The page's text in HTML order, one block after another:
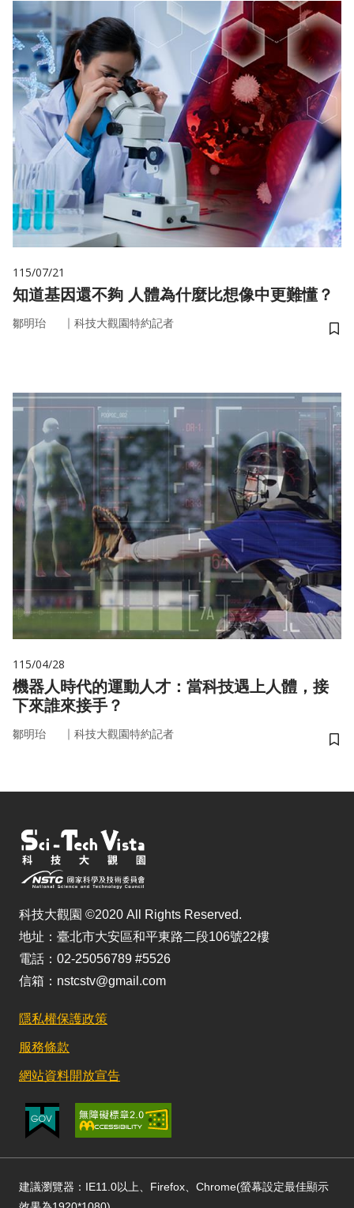
115/07/21
知道基因還不夠 人體為什麼比想像中更難懂？
鄒明珆 ｜ 科技大觀園特約記者
儲
115/04/28
機器人時代的運動人才：當科技遇上人體，接
下來誰來接手？
鄒明珆 ｜ 科技大觀園特約記者
儲
科技大觀園 ©2020 All Rights Reserved.
地址：臺北市大安區和平東路二段106號22樓
電話：02-25056789 #5526
信箱：nstcstv@gmail.com
隱私權保護政策
服務條款
網站資料開放宣告
建議瀏覽器：IE11.0以上、Firefox、Chrome(螢幕設定最佳顯示